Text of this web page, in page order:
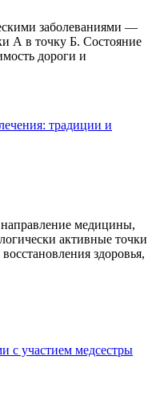
заболеваниями —
А в точку Б. Состояние
дороги и
традиции и
медицины,
активные точки
здоровья,
с участием медсестры